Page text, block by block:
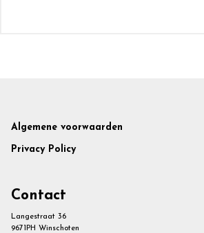
Footer
Algemene voorwaarden
Privacy Policy
Contact
Langestraat 36
9671PH Winschoten